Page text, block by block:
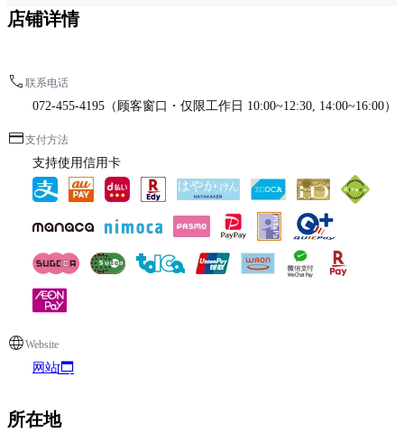
店铺详情
联系电话
072-455-4195（顾客窗口・仅限工作日 10:00~12:30, 14:00~16:00）
支付方法
支持使用信用卡
Website
网站
所在地